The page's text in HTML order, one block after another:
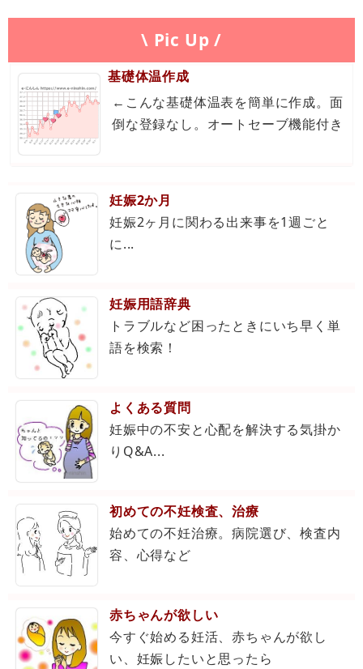
\ Pic Up /
基礎体温作成
←こんな基礎体温表を簡単に作成。面
倒な登録なし。オートセーブ機能付き
妊娠2か月
妊娠2ヶ月に関わる出来事を1週ごと
に...
妊娠用語辞典
トラブルなど困ったときにいち早く単
語を検索！
よくある質問
妊娠中の不安と心配を解決する気掛か
りQ&A...
初めての不妊検査、治療
始めての不妊治療。病院選び、検査内
容、心得など
赤ちゃんが欲しい
今すぐ始める妊活、赤ちゃんが欲し
い、妊娠したいと思ったら